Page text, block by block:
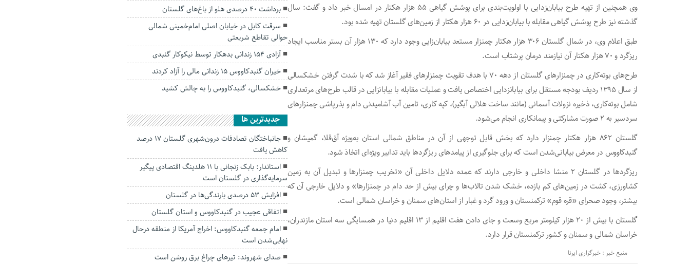
وی همچنین از تهیه طرح بیابان‌زدایی با اولویت‌بندی برای پوشش گیاهی ۵۵ هزار هکتار در امسال خبر داد و گفت: سال
گذشته نیز طرح پوشش گیاهی مقابله با بیابان‌زدایی در ۶۰ هزار هکتار از زمین‌های گلستان تهیه شده بود.
طبق اعلام وی، در شمال گلستان ۳۰۶ هزار هکتار چمنزار مستعد بیابان‌زایی وجود دارد که ۱۳۰ هزار آن بستر مناسب ایجاد
ریزگرد و ۷۰ هزار هکتار آن نیازمند درمان پرشتاب است.
طرح‌های بوته‌کاری در چمنزار‌های گلستان از دهه ۷۰ با هدف تقویت چمنزار‌های فقیر آغاز شد که با شدت گرفتن خشکسالی
از سال ۱۳۹۵ ردیف بودجه مستقل برای بیابانزدایی اختصاص یافت و عملیات مقابله با بیابانزایی در قالب طرح‌های مرتعداری
شامل بوته‌کاری، ذخیره نزولات آسمانی (مانند ساخت هلالی آبگیر)، کپه کاری، تامین آب آشامیدنی دام و بذرپاشی چمنزار‌های
سردسیر به ۲ صورت مشارکتی و پیمانکاری انجام می‌شود.
گلستان ۸۶۲ هزار هکتار چمنزار دارد که بخش قابل توجهی از آن در مناطق شمالی استان به‌ویژه آق‌قلا، گمیشان و
گنبدکاووس در معرض بیابانی‌شدن است که برای جلوگیری از پیامد‌های ریزگرد‌ها باید تدابیر ویژه‌ای اتخاذ شود.
ریزگرد‌ها در گلستان ۲ منشا داخلی و خارجی دارند که عمده دلایل داخلی آن «تخریب چمنزار‌ها و تبدیل آن به زمین
کشاورزی، کشت در زمین‌های کم بازده، خشک شدن تالاب‌ها و چرای بیش از حد دام در چمنزارها» و دلایل خارجی آن که
بیشتر، وجود صحرای «قره قوم» ترکمنستان و ورود گرد و غبار از استان‌های سمنان و خراسان شمالی است.
گلستان با بیش از ۲۰ هزار کیلومتر مربع وسعت و جای دادن هفت اقلیم از ۱۳ اقلیم دنیا در همسایگی سه استان مازندران،
خراسان شمالی و سمنان و کشور ترکمنستان قرار دارد.
منبع خبر : خبرگزاری ایرنا
برداشت ۴۰ درصدی هلو از باغ‌های گلستان
سرقت کابل در خیابان اصلی امام‌خمینی شمالی
حوالی تقاطع شریعتی
آزادی ۱۵۴ زندانی بدهکار توسط نیکوکار گنبدی
خیران گنبدکاووس ۱۵ زندانی مالی را آزاد کردند
خشکسالی، گنبدکاووس را به چالش کشید
جديدترين ها
جانباختگان تصادفات درون‌شهری گلستان ۱۷ درصد
کاهش یافت
استاندار: بابک زنجانی با ۱۱ هلدینگ اقتصادی پیگیر
سرمایه‌گذاری در گلستان است
افزایش ۵۳ درصدی بارندگی‌ها در گلستان
اتفاقی عجیب در‌ گنبدکاووس و استان گلستان
امام جمعه گنبدکاووس: اخراج آمریکا از منطقه درحال
نهایی‌شدن است
صدای شهروند: تیرهای چراغ برق روشن است